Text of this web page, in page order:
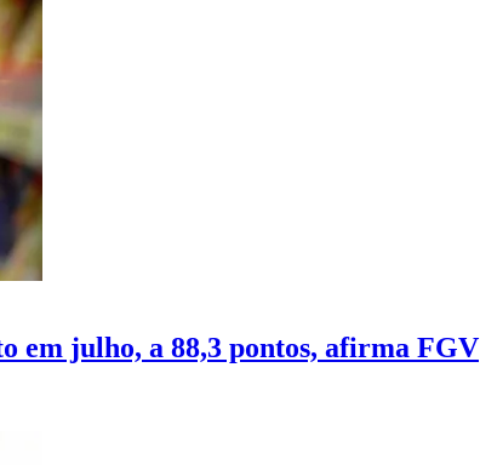
em julho, a 88,3 pontos, afirma FGV